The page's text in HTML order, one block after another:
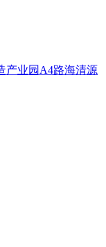
产业园A4路海清源